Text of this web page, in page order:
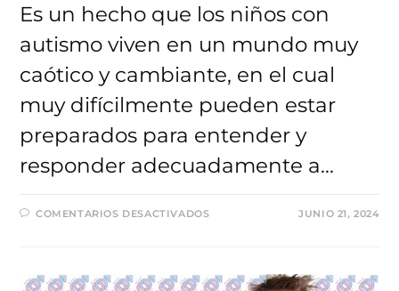
Es un hecho que los niños con
autismo viven en un mundo muy
caótico y cambiante, en el cual
muy difícilmente pueden estar
preparados para entender y
responder adecuadamente a…
COMENTARIOS DESACTIVADOSEN JUNIO 21, 2024